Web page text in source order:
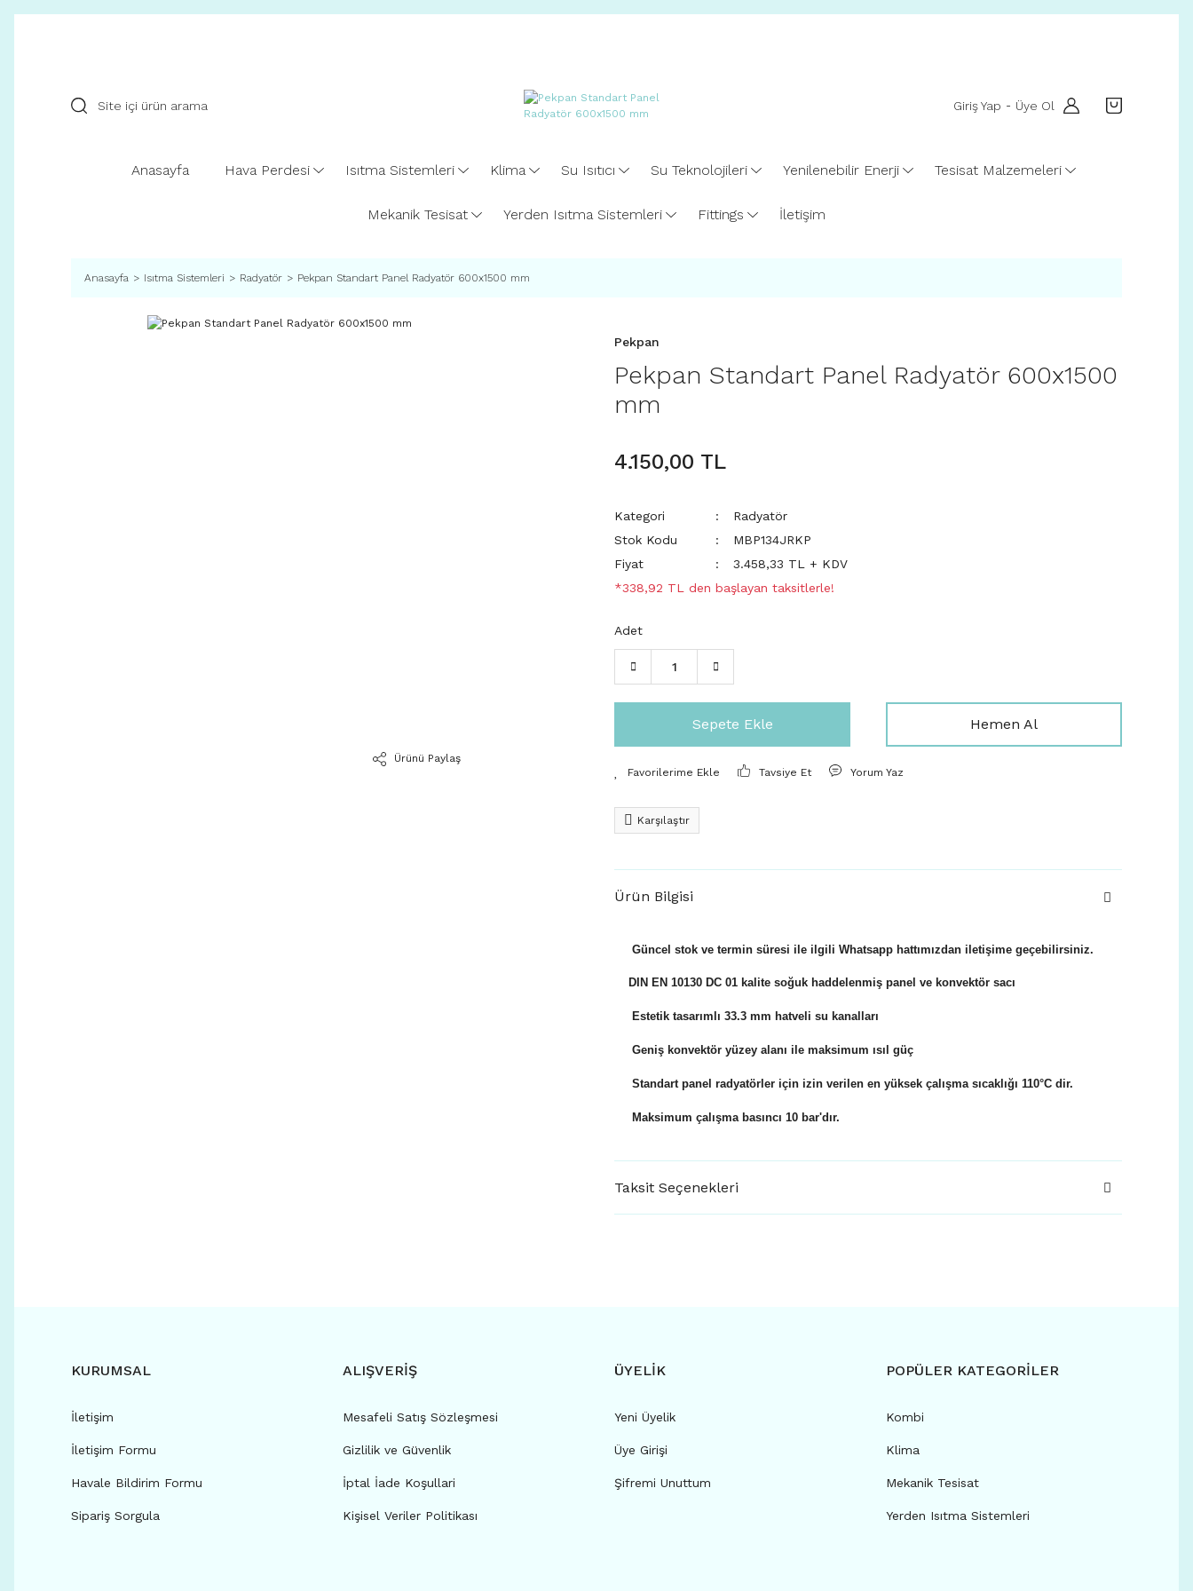
Giriş Yap - Üye Ol
Anasayfa Hava Perdesi Isıtma Sistemleri Klima Su Isıtıcı Su Teknolojileri Yenilenebilir Enerji Tesisat Malzemeleri
Mekanik Tesisat Yerden Isıtma Sistemleri Fittings İletişim
Anasayfa Isıtma Sistemleri Radyatör Pekpan Standart Panel Radyatör 600x1500 mm
Ürünü Paylaş
Pekpan
Pekpan Standart Panel Radyatör 600x1500
mm
4.150,00 TL
Kategori
Radyatör
Stok Kodu
MBP134JRKP
Fiyat
3.458,33 TL + KDV
*338,92 TL den başlayan taksitlerle!
Adet
Sepete Ekle Hemen Al
Tavsiye Et Yorum Yaz
Karşılaştır
Ürün Bilgisi
Güncel stok ve termin süresi ile ilgili Whatsapp hattımızdan iletişime geçebilirsiniz.
DIN EN 10130 DC 01 kalite soğuk haddelenmiş panel ve konvektör sacı
Estetik tasarımlı 33.3 mm hatveli su kanalları
Geniş konvektör yüzey alanı ile maksimum ısıl güç
Standart panel radyatörler için izin verilen en yüksek çalışma sıcaklığı 110°C dir.
Maksimum çalışma basıncı 10 bar'dır.
Taksit Seçenekleri
KURUMSAL
İletişim
İletişim Formu
Havale Bildirim Formu
Sipariş Sorgula
ALIŞVERİŞ
Mesafeli Satış Sözleşmesi
Gizlilik ve Güvenlik
İptal İade Koşullari
Kişisel Veriler Politikası
ÜYELİK
Yeni Üyelik
Üye Girişi
Şifremi Unuttum
POPÜLER KATEGORİLER
Kombi
Klima
Mekanik Tesisat
Yerden Isıtma Sistemleri